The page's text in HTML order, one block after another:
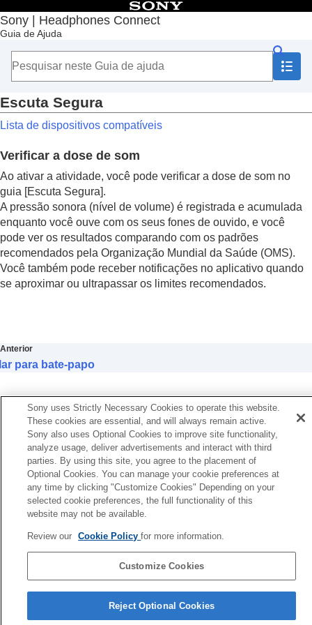
Sony | Headphones Connect
Guia de Ajuda
Índice
Início
Introdução
Como usar
Informações importantes
Solução de problemas
Acessibilidade
TalkBack,VoiceOver
falar para bate-papo
Escuta Segura
Escuta Segura
Lista de dispositivos compatíveis
Verificar a dose de som
Ao ativar a atividade, você pode verificar a dose de som no
guia [Escuta Segura].
A pressão sonora (nível de volume) é registrada e acumulada
enquanto você ouve com os seus fones de ouvido, e você
pode ver os resultados comparando com os padrões
recomendados pela Organização Mundial da Saúde (OMS).
Você também pode receber notificações no aplicativo quando
se aproximar ou ultrapassar os limites recomendados.
Anterior
para bate-papo
Página de seleção de idioma
4-730-255-66(1)
Sony uses Strictly Necessary Cookies to operate this website.
These cookies are essential, and will always remain active.
Sony also uses Optional Cookies to improve site functionality,
analyze usage, deliver advertisements and interact with third
parties. By using this site, you agree to the placement of
Optional Cookies. You can manage your cookie preferences at
any time by clicking "Customize Cookies" Depending on your
selected cookie preferences, the full functionality of this
website may not be available.
Review our Cookie Policyfor more information.
Customize Cookies
Reject Optional Cookies